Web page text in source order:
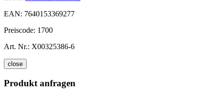
EAN: 7640153369277
Preiscode: 1700
Art. Nr.: X00325386-6
close
Produkt anfragen